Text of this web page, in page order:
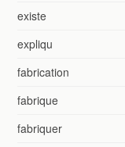
existe
expliqu
fabrication
fabrique
fabriquer